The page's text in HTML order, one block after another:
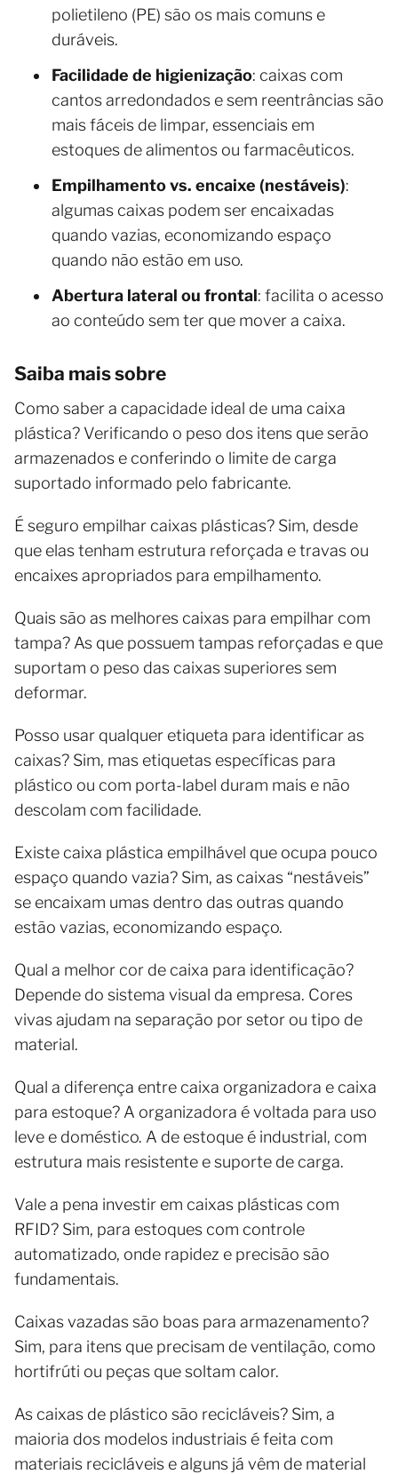
polietileno (PE) são os mais comuns e
duráveis.
Facilidade de higienização: caixas com
cantos arredondados e sem reentrâncias são
mais fáceis de limpar, essenciais em
estoques de alimentos ou farmacêuticos.
Empilhamento vs. encaixe (nestáveis):
algumas caixas podem ser encaixadas
quando vazias, economizando espaço
quando não estão em uso.
Abertura lateral ou frontal: facilita o acesso
ao conteúdo sem ter que mover a caixa.
Saiba mais sobre
Como saber a capacidade ideal de uma caixa
plástica? Verificando o peso dos itens que serão
armazenados e conferindo o limite de carga
suportado informado pelo fabricante.
É seguro empilhar caixas plásticas? Sim, desde
que elas tenham estrutura reforçada e travas ou
encaixes apropriados para empilhamento.
Quais são as melhores caixas para empilhar com
tampa? As que possuem tampas reforçadas e que
suportam o peso das caixas superiores sem
deformar.
Posso usar qualquer etiqueta para identificar as
caixas? Sim, mas etiquetas específicas para
plástico ou com porta-label duram mais e não
descolam com facilidade.
Existe caixa plástica empilhável que ocupa pouco
espaço quando vazia? Sim, as caixas “nestáveis”
se encaixam umas dentro das outras quando
estão vazias, economizando espaço.
Qual a melhor cor de caixa para identificação?
Depende do sistema visual da empresa. Cores
vivas ajudam na separação por setor ou tipo de
material.
Qual a diferença entre caixa organizadora e caixa
para estoque? A organizadora é voltada para uso
leve e doméstico. A de estoque é industrial, com
estrutura mais resistente e suporte de carga.
Vale a pena investir em caixas plásticas com
RFID? Sim, para estoques com controle
automatizado, onde rapidez e precisão são
fundamentais.
Caixas vazadas são boas para armazenamento?
Sim, para itens que precisam de ventilação, como
hortifrúti ou peças que soltam calor.
As caixas de plástico são recicláveis? Sim, a
maioria dos modelos industriais é feita com
materiais recicláveis e alguns já vêm de material